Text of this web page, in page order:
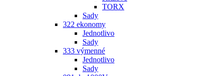
TORX
Sady
322 ekonomy
Jednotlivo
Sady
333 výmenné
Jednotlivo
Sady